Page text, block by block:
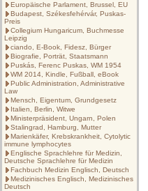
Europäische Parlament, Brussel, EU
Budapest, Székesfehérvár, Puskas-
Preis
Collegium Hungaricum, Buchmesse
Leipzig
ciando, E-Book, Fidesz, Bürger
Biografie, Porträt, Staatsmann
Puskás, Ferenc Puskas, WM 1954
WM 2014, Kindle, Fußball, eBook
Public Administration, Administrative
Law
Mensch, Eigentum, Grundgesetz
Italien, Berlin, Witwe
Ministerpräsident, Ungarn, Polen
Stalingrad, Hamburg, Mutter
Marienkäfer, Krebskrankheit, Cytolytic
immune lymphocytes
Englische Sprachlehre für Medizin,
Deutsche Sprachlehre für Medizin
Fachbuch Medizin Englisch, Deutsch
Medizinisches Englisch, Medizinisches
Deutsch